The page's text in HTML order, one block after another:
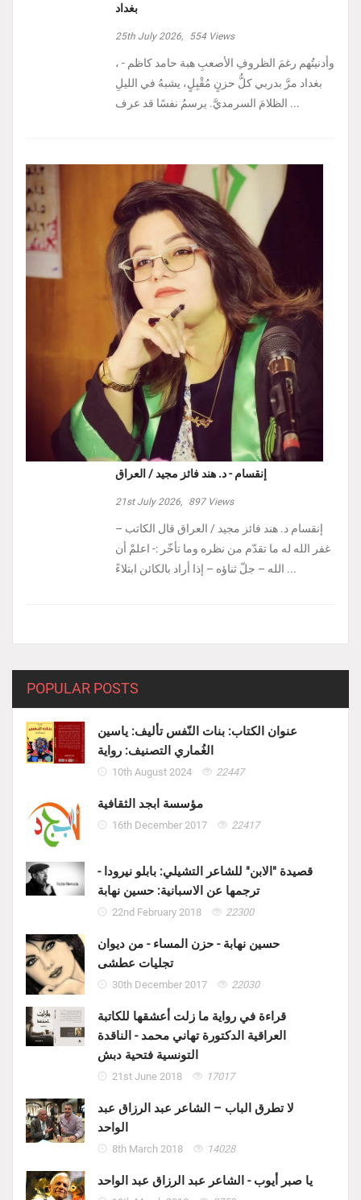
بغداد
25th July 2026, 554Views
، وأدنيتُهم رغمَ الظروفِ الأصعبِ هبة حامد كاظم -
بغداد مرَّ بدربي كلُّ حزنٍ مُقْبِلٍ، يشبهُ في الليلِ
الظلامَ السرمديَّ. يرسمُ نفسًا قد عرف ...
إنقسام - د. هند فائز مجيد / العراق
21st July 2026, 897Views
إنقسام د. هند فائز مجيد / العراق ‏قال الكاتب –
غفر الله له ما تقدّم من نظره وما تأخّر :- ‏اعلمْ أن
الله – جلّ ثناؤه – إذا أراد بالكائن ابتلاءً ...
POPULAR POSTS
عنوان الكتاب: بنات النّفس تأليف: ياسين
الغُماري التصنيف: رواية
10th August 2024 22447
مؤسسة ابجد الثقافية
16th December 2017 22417
قصيدة "الابن" للشاعر التشيلي: بابلو نيرودا -
ترجمها عن الاسبانية: حسين نهابة
22nd February 2018 22300
حسين نهابة - حزن المساء - من ديوان
تجليات عطشى
30th December 2017 22030
قراءة في رواية ما زلت أعشقها للكاتبة
العراقية الدكتورة تهاني محمد - الناقدة
التونسية فتحية دبش
21st June 2018 17017
لا تطرق الباب – الشاعر عبد الرزاق عبد
الواحد
8th March 2018 14028
يا صبر أيوب - الشاعر عبد الرزاق عبد الواحد